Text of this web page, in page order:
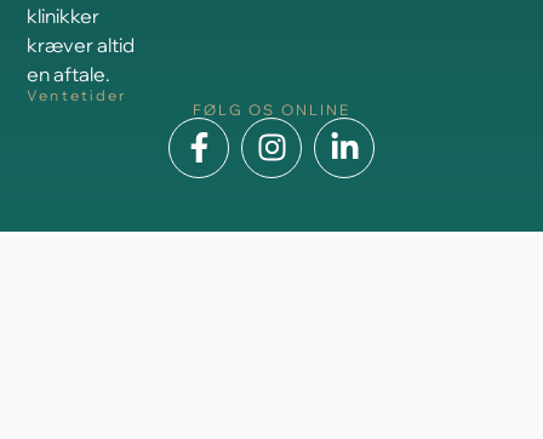
klinikker
kræver altid
en aftale.
Ventetider
FØLG OS ONLINE